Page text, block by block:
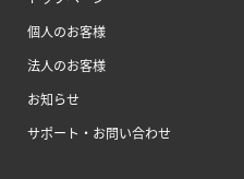
個人のお客様
法人のお客様
お知らせ
サポート・お問い合わせ